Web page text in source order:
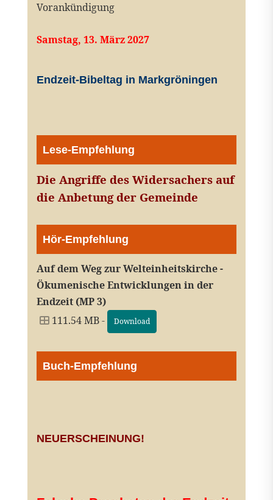
Vorankündigung
Samstag, 13. März 2027
Endzeit-Bibeltag in Markgröningen
Lese-Empfehlung
Die Angriffe des Widersachers auf
die Anbetung der Gemeinde
Hör-Empfehlung
Auf dem Weg zur Welteinheitskirche -
Ökumenische Entwicklungen in der
Endzeit (MP 3)
111.54 MB -
Download
Buch-Empfehlung
NEUERSCHEINUNG!